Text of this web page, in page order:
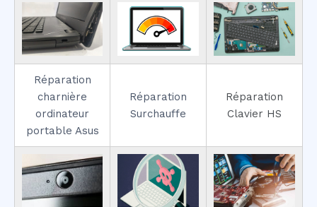
Réparation
charnière
ordinateur
portable Asus
Réparation
Surchauffe
Réparation
Clavier HS